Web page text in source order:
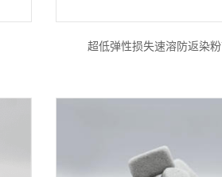
超低弹性损失速溶防返染